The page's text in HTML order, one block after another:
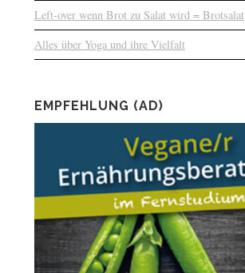
Left-over wenn Brot zu Salat wird = Brotsalat
Alles über Yoga und ihre Vielfalt
EMPFEHLUNG (AD)